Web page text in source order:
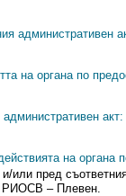
административен
на органа по
акт:
на органа
или пред
РИОСВ – Плевен.